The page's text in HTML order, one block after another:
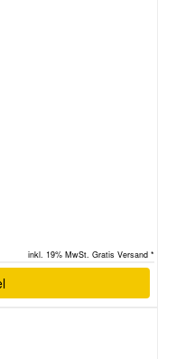
inkl. 19% MwSt. Gratis Versand *